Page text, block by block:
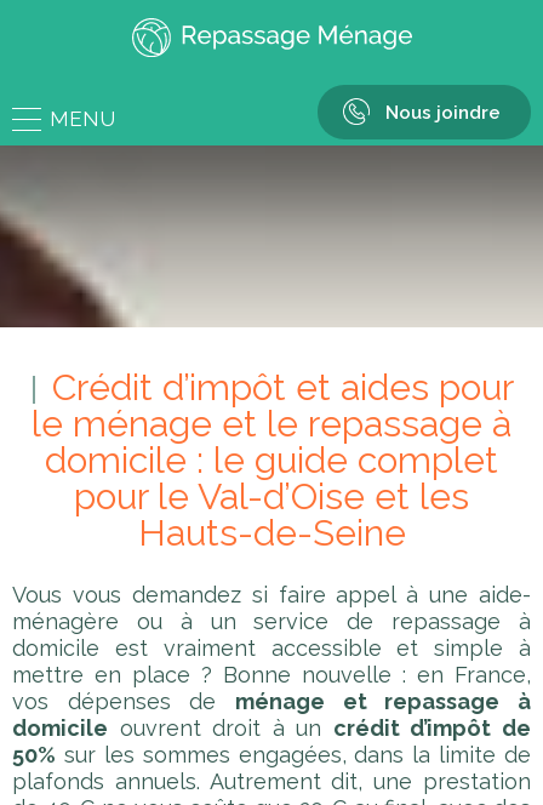
Nous joindre
MENU
Crédit d’impôt et aides pour
le ménage et le repassage à
domicile : le guide complet
pour le Val-d’Oise et les
Hauts-de-Seine
Vous vous demandez si faire appel à une aide-
ménagère ou à un service de repassage à
domicile est vraiment accessible et simple à
mettre en place ? Bonne nouvelle : en France,
vos dépenses de ménage et repassage à
domicile ouvrent droit à un crédit d’impôt de
50% sur les sommes engagées, dans la limite de
plafonds annuels. Autrement dit, une prestation